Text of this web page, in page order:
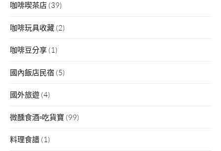
咖啡喫茶店 (39)
咖啡玩具收藏 (2)
咖啡豆分享 (1)
國內飯店民宿 (5)
國外旅遊 (4)
微醺食酒▫吃貨寶 (99)
料理食譜 (1)